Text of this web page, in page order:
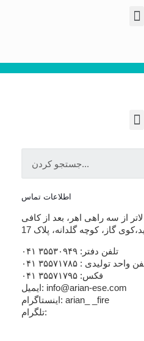
اطلاعات تماس
از سه راهی اهر، بعد از کافی
گاز، کوچه گلدانه، پلاک 17
تلفن دفتر: ۳۵۵۳۰۹۴۹ ۰۴۱
واحد تولیدی : ۳۵۵۷۱۷۸۵ ۰۴۱
فکس: ۳۵۵۷۱۷۹۵ ۰۴۱
ایمیل: info@arian-ese.com
اینستاگرام: arian_ _fire
تلگرام: